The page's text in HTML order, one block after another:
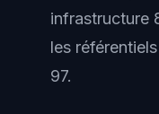
infrastructure
les
97.